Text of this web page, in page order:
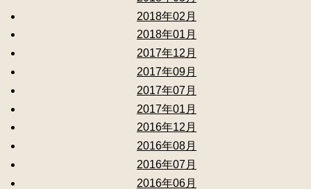
2018年02月
2018年01月
2017年12月
2017年09月
2017年07月
2017年01月
2016年12月
2016年08月
2016年07月
2016年06月